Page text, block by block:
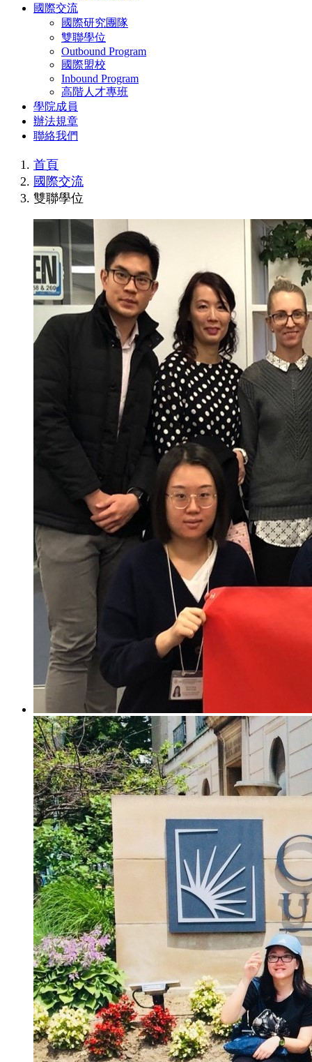
國際交流
國際研究團隊
雙聯學位
Outbound Program
國際盟校
Inbound Program
高階人才專班
學院成員
辦法規章
聯絡我們
首頁
國際交流
雙聯學位